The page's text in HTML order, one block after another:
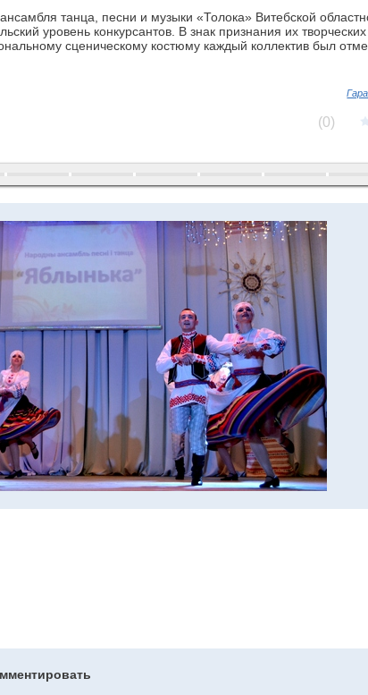
танца, песни и музыки «Толока» Витебской
уровень конкурсантов. В знак признания их творческих
сценическому костюму каждый коллектив был
(0)